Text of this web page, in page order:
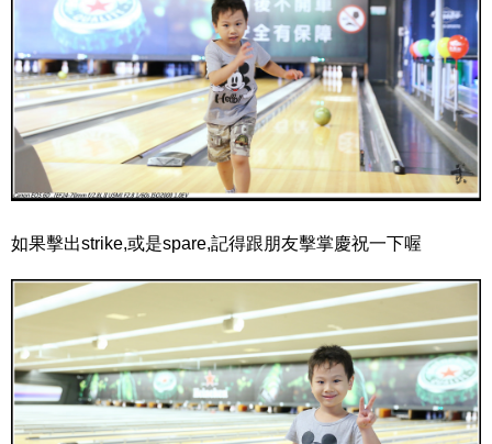
如果擊出strike,或是spare,記得跟朋友擊掌慶祝一下喔